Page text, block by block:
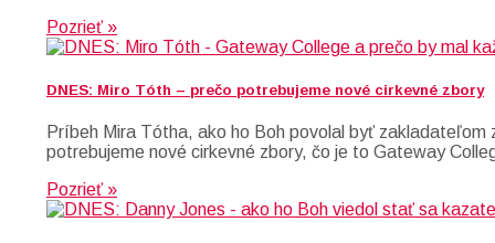
Pozrieť »
DNES: Miro Tóth – prečo potrebujeme nové cirkevné zbory
Príbeh Mira Tótha, ako ho Boh povolal byť
potrebujeme nové cirkevné zbory, čo je to Gateway
Pozrieť »